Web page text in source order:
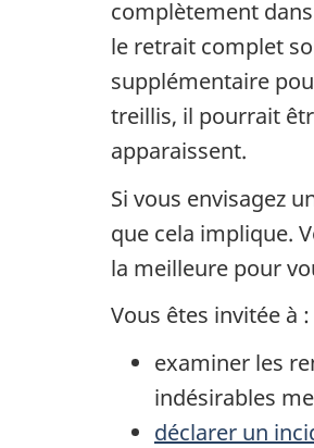
complètement
le retrait complet
supplémentaire
treillis, il pourrait
apparaissent.
Si vous envisagez
que cela implique.
la meilleure pour
Vous êtes invitée à :
examiner les
indésirables
déclarer un